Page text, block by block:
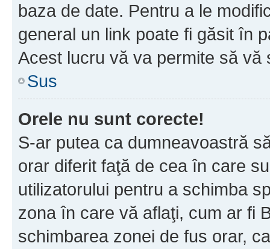
baza de date. Pentru a le
general un link poate fi găsit în
Acest lucru vă va permite să vă
Sus
Orele nu sunt corecte!
S-ar putea ca dumneavoastră
orar diferit faţă de cea în care
utilizatorului pentru a schimba
zona în care vă aflaţi, cum ar fi
schimbarea zonei de fus orar,